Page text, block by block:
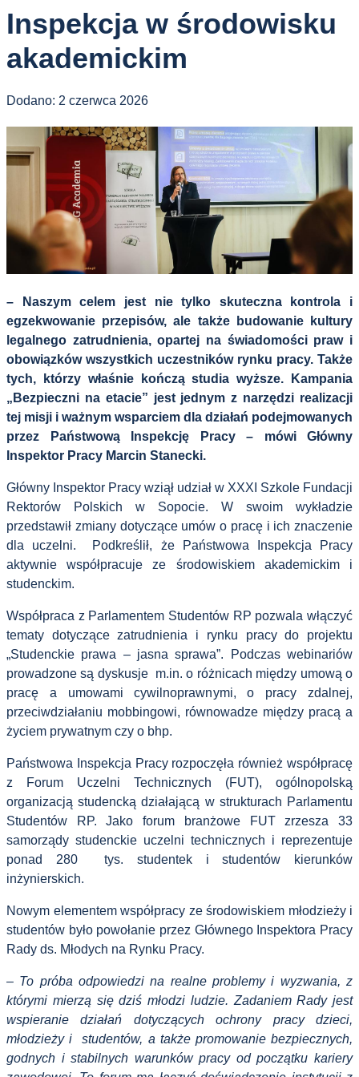
Inspekcja w środowisku
akademickim
Dodano: 2 czerwca 2026
–
Naszym celem jest nie tylko skuteczna kontrola i
egzekwowanie przepisów, ale także budowanie kultury
legalnego zatrudnienia, opartej na świadomości praw i
obowiązków wszystkich uczestników rynku pracy. Także
tych, którzy właśnie kończą studia wyższe. Kampania
„Bezpieczni na etacie” jest jednym z narzędzi realizacji
tej misji i ważnym wsparciem dla działań podejmowanych
przez Państwową Inspekcję Pracy – mówi Główny
Inspektor Pracy Marcin Stanecki.
Główny Inspektor Pracy wziął udział w XXXI Szkole Fundacji
Rektorów Polskich w Sopocie. W swoim wykładzie
przedstawił zmiany dotyczące umów o pracę i ich znaczenie
dla uczelni.
Podkreślił, że Państwowa Inspekcja Pracy
aktywnie współpracuje ze środowiskiem akademickim i
studenckim.
Współpraca z Parlamentem Studentów RP pozwala włączyć
tematy dotyczące zatrudnienia i rynku pracy do projektu
„Studenckie prawa – jasna sprawa”. Podczas webinariów
prowadzone są dyskusje m.in. o różnicach między umową o
pracę a umowami cywilnoprawnymi, o pracy zdalnej,
przeciwdziałaniu mobbingowi, równowadze między pracą a
życiem prywatnym czy o bhp.
Państwowa Inspekcja Pracy rozpoczęła również współpracę
z Forum Uczelni Technicznych (FUT), ogólnopolską
organizacją studencką działającą w strukturach Parlamentu
Studentów RP. Jako forum branżowe FUT zrzesza 33
samorządy studenckie uczelni technicznych i reprezentuje
ponad 280
tys. studentek i studentów kierunków
inżynierskich.
Nowym elementem współpracy ze środowiskiem młodzieży i
studentów było powołanie przez Głównego Inspektora Pracy
Rady ds. Młodych na Rynku Pracy.
– To próba odpowiedzi na realne problemy i wyzwania, z
którymi mierzą się dziś młodzi ludzie. Zadaniem Rady jest
wspieranie działań dotyczących ochrony pracy dzieci,
młodzieży i studentów, a także promowanie bezpiecznych,
godnych i stabilnych warunków pracy od początku kariery